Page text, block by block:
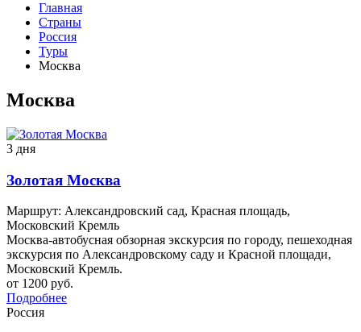
Главная
Страны
Россия
Туры
Москва
Москва
3 дня
Золотая Москва
Маршрут: Александровский сад, Красная площадь,
Московский Кремль
Москва-автобусная обзорная экскурсия по городу, пешеходная
экскурсия по Александровскому саду и Красной площади,
Московский Кремль.
от 1200 руб.
Подробнее
Россия